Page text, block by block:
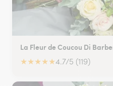
La Fleur de Coucou Di
★★★★★4.7/5 (119)